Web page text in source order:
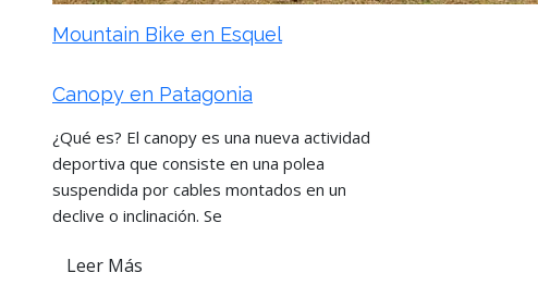
Mountain Bike en Esquel
Canopy en Patagonia
¿Qué es? El canopy es una nueva actividad
deportiva que consiste en una polea
suspendida por cables montados en un
declive o inclinación. Se
Leer Más